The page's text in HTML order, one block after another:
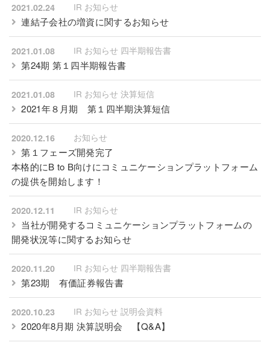
2021.02.24 IR お知らせ
連結子会社の増資に関するお知らせ
2021.01.08 IR お知らせ 四半期報告書
第24期 第１四半期報告書
2021.01.08 IR お知らせ 決算短信
2021年８月期 第１四半期決算短信
2020.12.16 お知らせ
第１フェーズ開発完了
本格的にB to B向けにコミュニケーションプラットフォーム
の提供を開始します！
2020.12.11 IR お知らせ
当社が開発するコミュニケーションプラットフォームの
開発状況等に関するお知らせ
2020.11.20 IR お知らせ 四半期報告書
第23期 有価証券報告書
2020.10.23 IR お知らせ 説明会資料
2020年8月期 決算説明会 【Q&A】